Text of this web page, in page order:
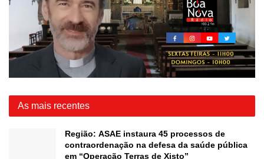
As mais recentes
Região: ASAE instaura 45 processos de
contraordenação na defesa da saúde pública
em “Operação Terras de Xisto”